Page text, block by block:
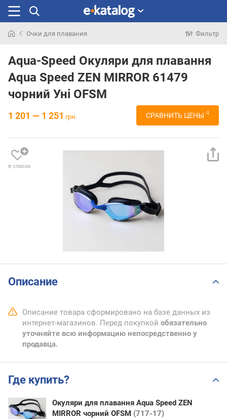
раньше
Очки для плавания Фильтр
Aqua-Speed Окуляри для плавання
Aqua Speed ZEN MIRROR 61479
чорний Уні OFSM
1 201 — 1 251 грн. СРАВНИТЬ ЦЕНЫ 4
в список
Описание
Описание товара сформировано на базе данных из
интернет-магазинов. Перед покупкой обязательно
уточняйте всю информацию непосредственно у
продавца.
Где купить?
Окуляри для плавання Aqua Speed ZEN
MIRROR чорний OFSM (717-17)